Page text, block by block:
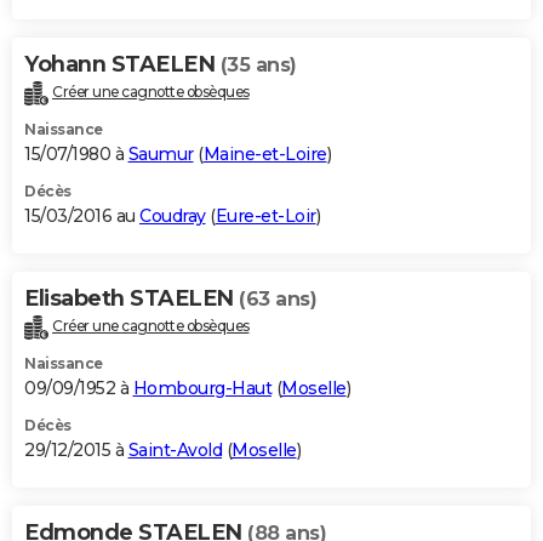
Yohann STAELEN (35 ans)
Créer une cagnotte obsèques
Naissance
15/07/1980 à Saumur(Maine-et-Loire)
Décès
15/03/2016 au Coudray(Eure-et-Loir)
Elisabeth STAELEN (63 ans)
Créer une cagnotte obsèques
Naissance
09/09/1952 à Hombourg-Haut(Moselle)
Décès
29/12/2015 à Saint-Avold (Moselle)
Edmonde STAELEN (88 ans)